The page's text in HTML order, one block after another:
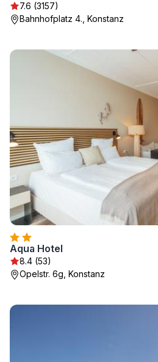
7.6 (3157)
Bahnhofplatz 4., Konstanz
Aqua Hotel
8.4 (53)
Opelstr. 6g, Konstanz